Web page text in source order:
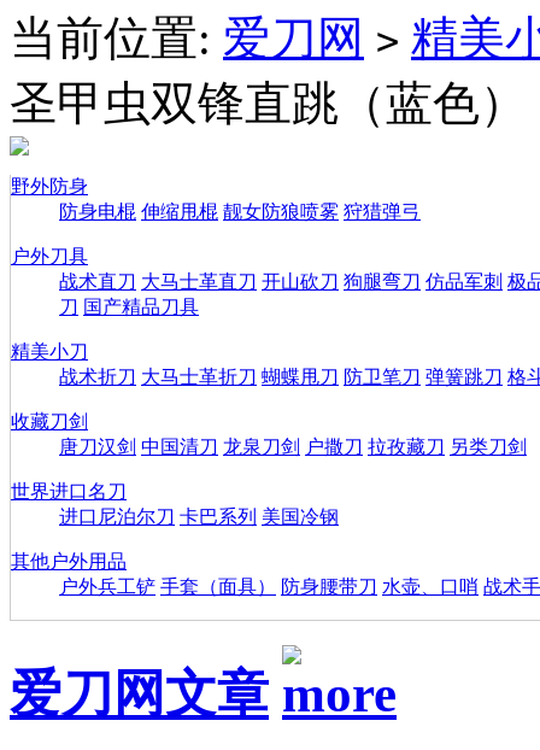
当前位置: 爱刀网 > 精美
圣甲虫双锋直跳（蓝色）
野外防身
防身电棍 伸缩甩棍 靓女防狼喷雾 狩猎弹弓
户外刀具
战术直刀 大马士革直刀 开山砍刀 狗腿弯刀 仿品军刺 极
刀 国产精品刀具
精美小刀
战术折刀 大马士革折刀 蝴蝶甩刀 防卫笔刀 弹簧跳刀 格
收藏刀剑
唐刀汉剑 中国清刀 龙泉刀剑 户撒刀 拉孜藏刀 另类刀剑
世界进口名刀
进口尼泊尔刀 卡巴系列 美国冷钢
其他户外用品
户外兵工铲 手套（面具） 防身腰带刀 水壶、口哨 战术
爱刀网文章